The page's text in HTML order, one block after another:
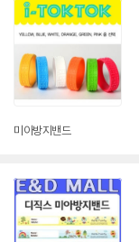
미아 방지 밴드